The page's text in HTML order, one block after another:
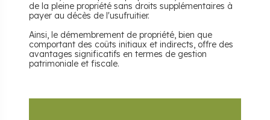
de la pleine propriété sans droits supplémentaires à
payer au décès de l'usufruitier.
Ainsi, le démembrement de propriété, bien que
comportant des coûts initiaux et indirects, offre des
avantages significatifs en termes de gestion
patrimoniale et fiscale.